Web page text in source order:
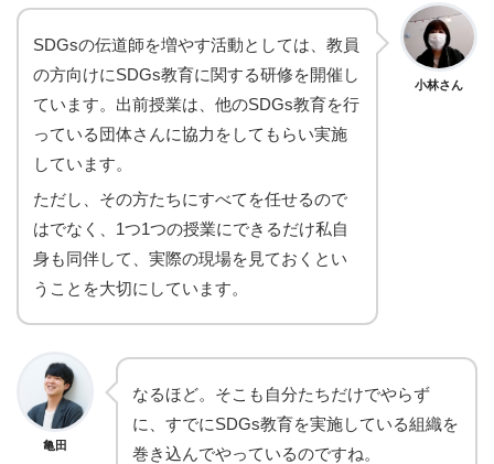
小林さん
SDGsの伝道師を増やす活動としては、教員
の方向けにSDGs教育に関する研修を開催し
ています。出前授業は、他のSDGs教育を行
っている団体さんに協力をしてもらい実施
しています。
ただし、その方たちにすべてを任せるので
はでなく、1つ1つの授業にできるだけ私自
身も同伴して、実際の現場を見ておくとい
うことを大切にしています。
亀田
なるほど。そこも自分たちだけでやらず
に、すでにSDGs教育を実施している組織を
巻き込んでやっているのですね。